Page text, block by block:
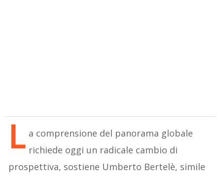
L a comprensione del panorama globale
richiede oggi un radicale cambio di
prospettiva, sostiene Umberto Bertelè, simile